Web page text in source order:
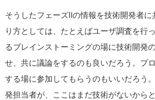
そうしたフェーズⅡの情報を技術開発者
り方としては、たとえばユーザ調査を行
るブレインストーミングの場に技術開発
せ、共に議論をするのも良いだろう。プ
する場に参加してもらうのもいいだろう
発担当者が、ここはまだ技術がないから